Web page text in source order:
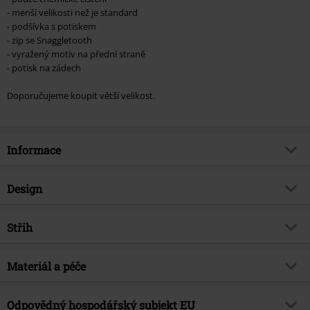
- menší velikosti než je standard
- podšívka s potiskem
- zip se Snaggletooth
- vyražený motiv na přední straně
- potisk na zádech
Doporučujeme koupit větší velikost.
Informace
Zboží č.
Hudební žánr
Téma produktů
Design
Typ výrobku
Vytištěno
Střih
Střih/vrchní díl
Materiál a péče
Vrchní materiál
100% kůže (buvolí)
Odpovědný hospodářský subjekt EU